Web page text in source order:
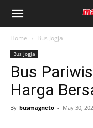
Home Bus Jogja
Bus Jogja
Bus
Harga
By busmagneto - May 30,